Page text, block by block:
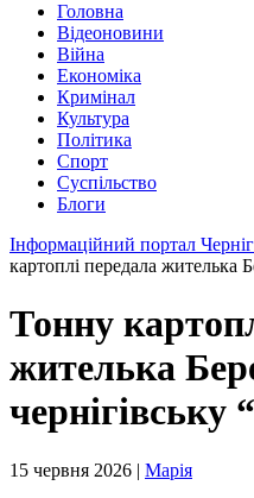
Головна
Відеоновини
Війна
Економіка
Кримінал
Культура
Політика
Спорт
Суспільство
Блоги
Інформаційний портал
картоплі передала жителька
Тонну
жителька
чернігівську
15 червня 2026 | Марія